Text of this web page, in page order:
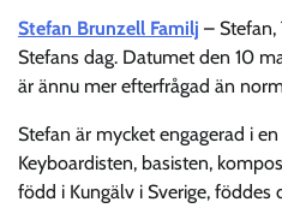
Stefan Brunzell Familj – Stefan,
Stefans dag. Datumet den 10
är ännu mer efterfrågad än
Stefan är mycket engagerad i
Keyboardisten, basisten,
född i Kungälv i Sverige, föddes